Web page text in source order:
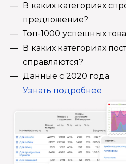
В каких категориях
предложение?
Топ-1000 успешных
В каких категориях
справляются?
Данные с 2020 года
Узнать подробнее